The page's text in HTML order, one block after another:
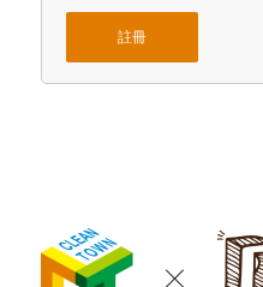
註冊